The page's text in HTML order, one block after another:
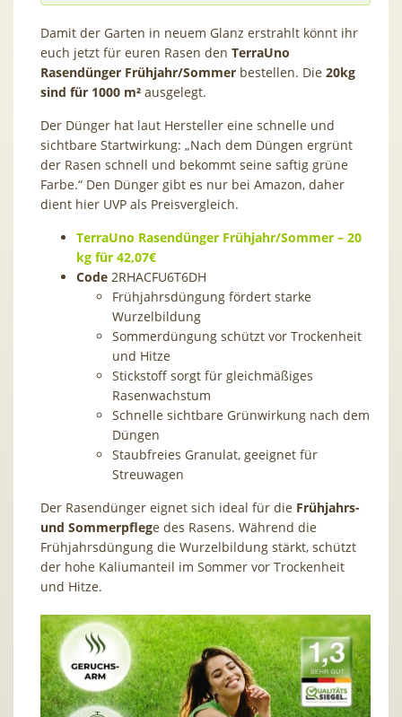
Damit der Garten in neuem Glanz erstrahlt könnt ihr
euch jetzt für euren Rasen den TerraUno
Rasendünger Frühjahr/Sommer bestellen. Die 20kg
sind für 1000 m² ausgelegt.
Der Dünger hat laut Hersteller eine schnelle und
sichtbare Startwirkung: „Nach dem Düngen ergrünt
der Rasen schnell und bekommt seine saftig grüne
Farbe.“ Den Dünger gibt es nur bei Amazon, daher
dient hier UVP als Preisvergleich.
TerraUno Rasendünger Frühjahr/Sommer – 20
kg für 42,07€
Code 2RHACFU6T6DH
Frühjahrsdüngung fördert starke
Wurzelbildung
Sommerdüngung schützt vor Trockenheit
und Hitze
Stickstoff sorgt für gleichmäßiges
Rasenwachstum
Schnelle sichtbare Grünwirkung nach dem
Düngen
Staubfreies Granulat, geeignet für
Streuwagen
Der Rasendünger eignet sich ideal für die Frühjahrs-
und Sommerpflege des Rasens. Während die
Frühjahrsdüngung die Wurzelbildung stärkt, schützt
der hohe Kaliumanteil im Sommer vor Trockenheit
und Hitze.